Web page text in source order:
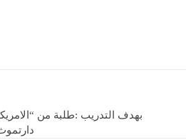
بهدف التدريب :طلبة من